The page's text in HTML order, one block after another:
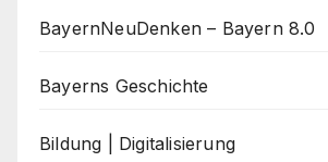
BayernNeuDenken – Bayern 8.0
Bayerns Geschichte
Bildung | Digitalisierung